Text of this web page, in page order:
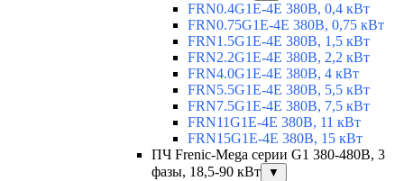
FRN0.4G1E-4E 380В, 0,4 кВт
FRN0.75G1E-4E 380В, 0,75 кВт
FRN1.5G1E-4E 380В, 1,5 кВт
FRN2.2G1E-4E 380В, 2,2 кВт
FRN4.0G1E-4E 380В, 4 кВт
FRN5.5G1E-4E 380В, 5,5 кВт
FRN7.5G1E-4E 380В, 7,5 кВт
FRN11G1E-4E 380В, 11 кВт
FRN15G1E-4E 380В, 15 кВт
ПЧ Frenic-Mega серии G1 380-480В, 3
фазы, 18,5-90 кВт
▼